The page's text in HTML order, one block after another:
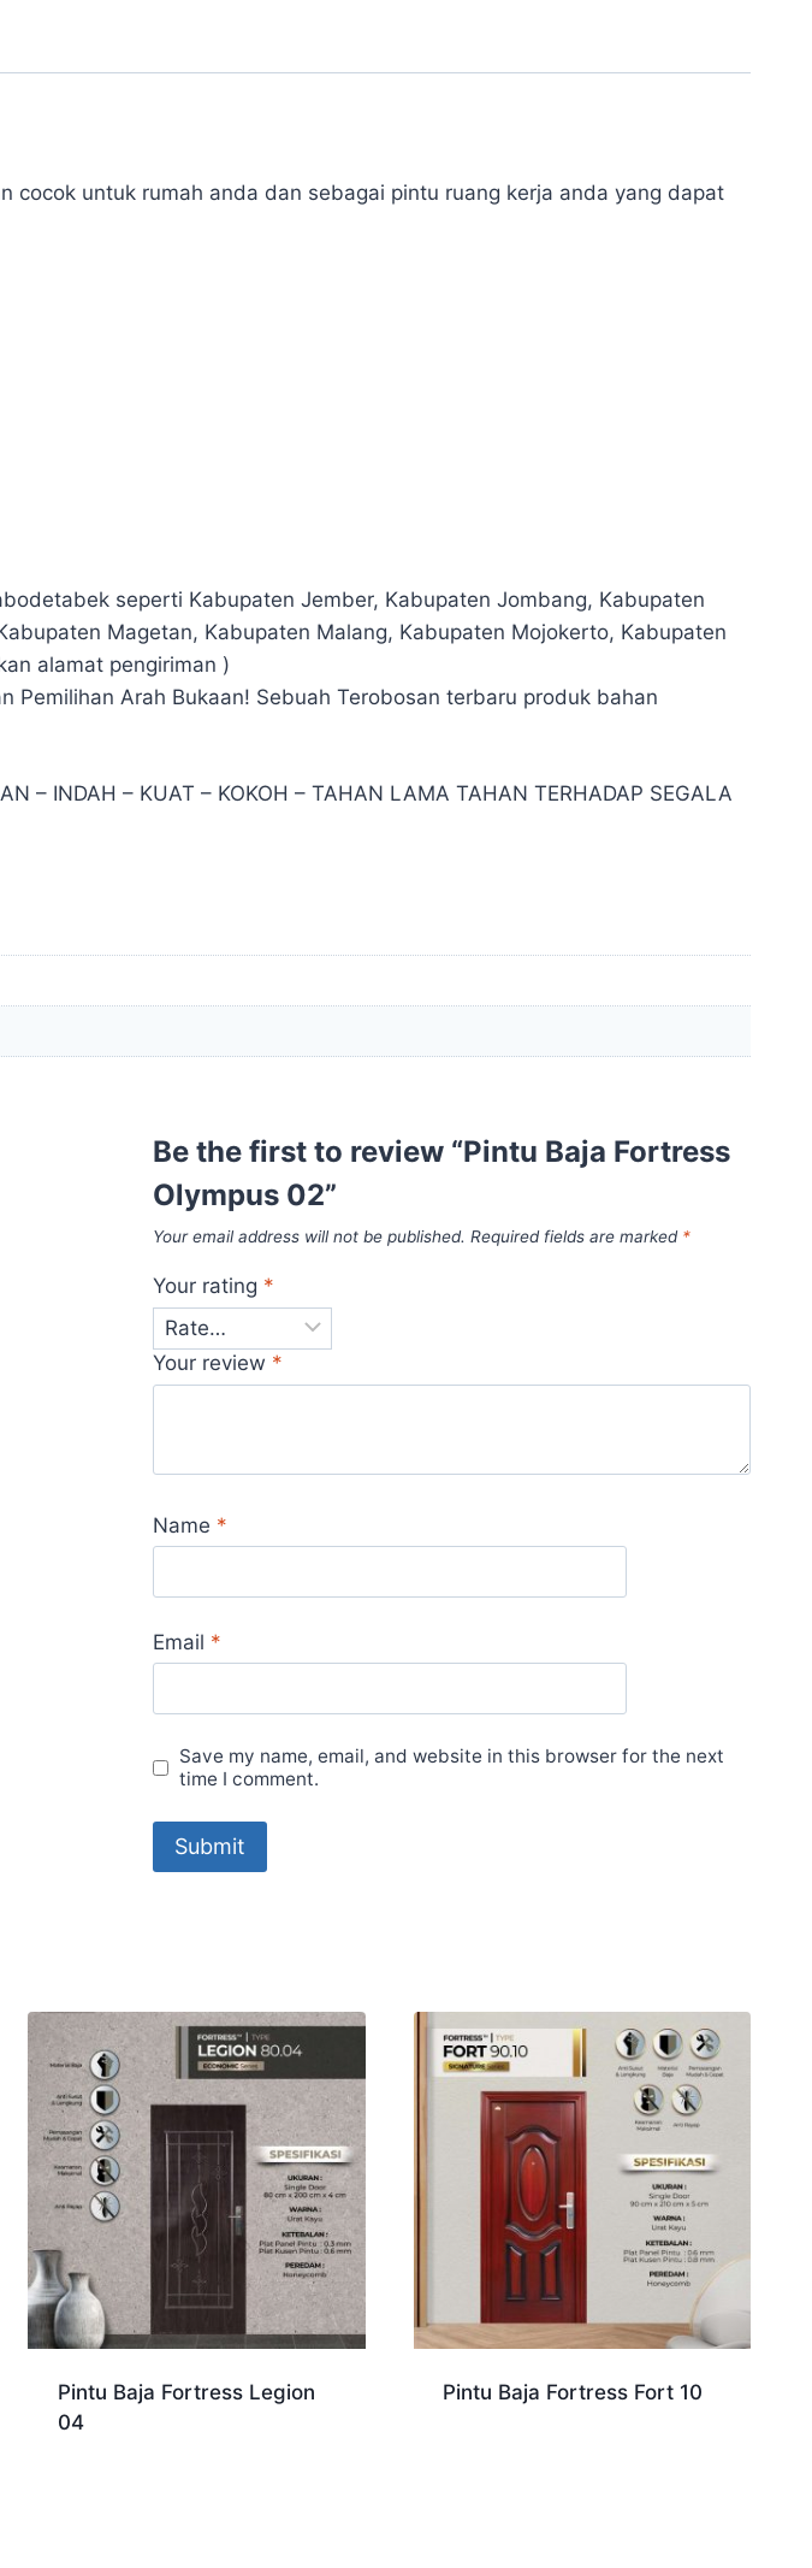
cocok untuk rumah anda dan sebagai pintu ruang kerja anda yang dapat
seperti Kabupaten Jember, Kabupaten Jombang, Kabupaten
Magetan, Kabupaten Malang, Kabupaten Mojokerto, Kabupaten
alamat pengiriman )
Pemilihan Arah Bukaan! Sebuah Terobosan terbaru produk bahan
– INDAH – KUAT – KOKOH – TAHAN LAMA TAHAN TERHADAP SEGALA
Be the first to review “Pintu Baja Fortress
Olympus 02”
Your email address will not be published. Required fields are marked *
Your rating *
Your review *
Name *
Email *
Save my name, email, and website in this browser for the next
time I comment.
Pintu Baja Fortress Legion
04
Pintu Baja Fortress Fort 10